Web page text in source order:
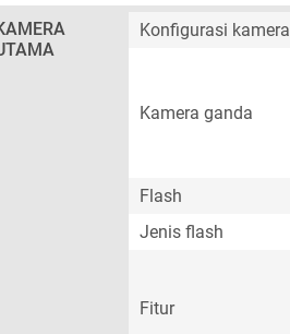
Konfigurasi kamera
Kamera ganda
Flash
Jenis flash
Fitur